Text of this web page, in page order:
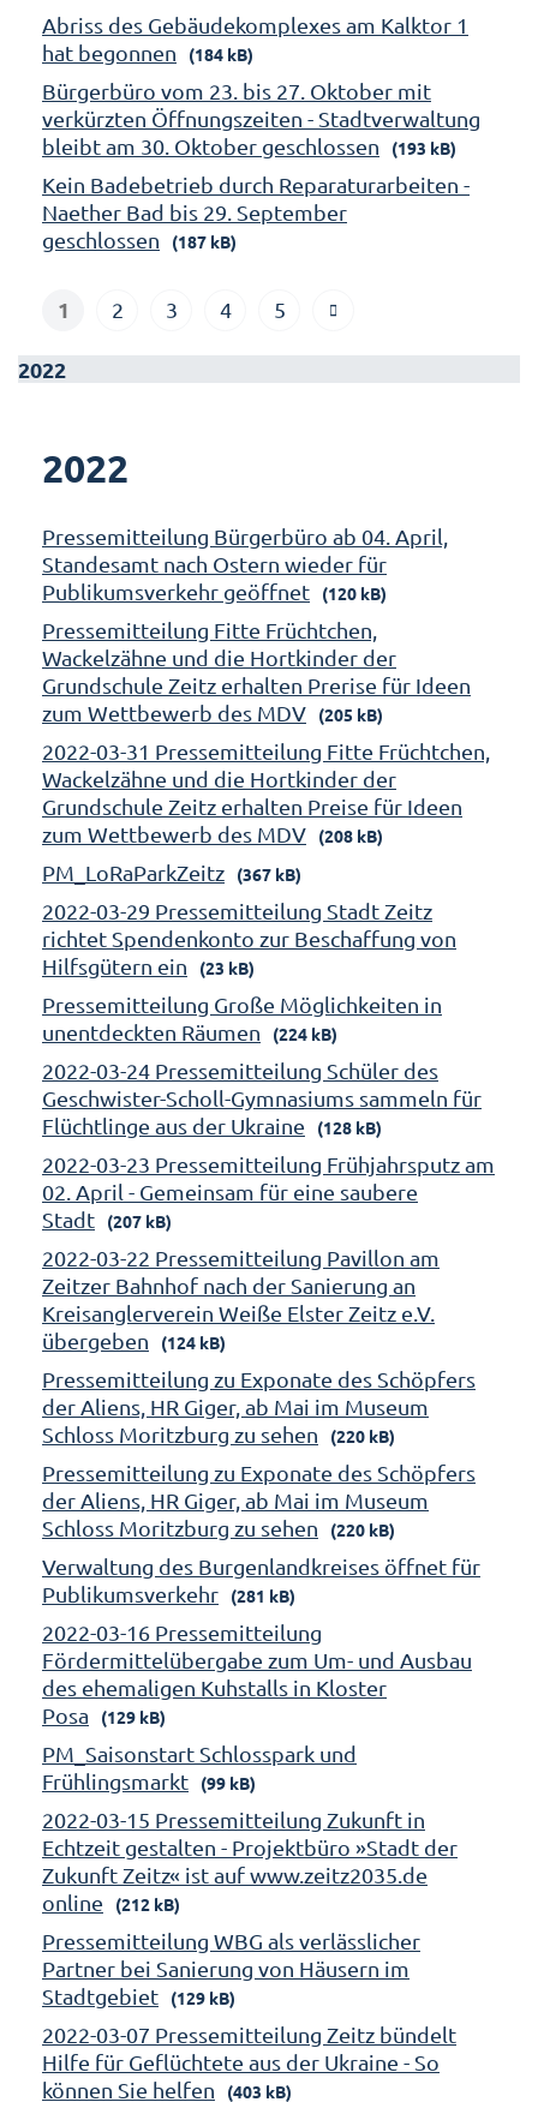
Abriss des Gebäudekomplexes am Kalktor 1
hat begonnen
(184 kB)
Bürgerbüro vom 23. bis 27. Oktober mit
verkürzten Öffnungszeiten - Stadtverwaltung
bleibt am 30. Oktober geschlossen
(193 kB)
Kein Badebetrieb durch Reparaturarbeiten -
Naether Bad bis 29. September
geschlossen
(187 kB)
1 2 3 4 5
2022
2022
Pressemitteilung Bürgerbüro ab 04. April,
Standesamt nach Ostern wieder für
Publikumsverkehr geöffnet
(120 kB)
Pressemitteilung Fitte Früchtchen,
Wackelzähne und die Hortkinder der
Grundschule Zeitz erhalten Prerise für Ideen
zum Wettbewerb des MDV
(205 kB)
2022-03-31 Pressemitteilung Fitte Früchtchen,
Wackelzähne und die Hortkinder der
Grundschule Zeitz erhalten Preise für Ideen
zum Wettbewerb des MDV
(208 kB)
PM_LoRaParkZeitz (367 kB)
2022-03-29 Pressemitteilung Stadt Zeitz
richtet Spendenkonto zur Beschaffung von
Hilfsgütern ein
(23 kB)
Pressemitteilung Große Möglichkeiten in
unentdeckten Räumen
(224 kB)
2022-03-24 Pressemitteilung Schüler des
Geschwister-Scholl-Gymnasiums sammeln für
Flüchtlinge aus der Ukraine
(128 kB)
2022-03-23 Pressemitteilung Frühjahrsputz am
02. April - Gemeinsam für eine saubere
Stadt
(207 kB)
2022-03-22 Pressemitteilung Pavillon am
Zeitzer Bahnhof nach der Sanierung an
Kreisanglerverein Weiße Elster Zeitz e.V.
übergeben
(124 kB)
Pressemitteilung zu Exponate des Schöpfers
der Aliens, HR Giger, ab Mai im Museum
Schloss Moritzburg zu sehen
(220 kB)
Pressemitteilung zu Exponate des Schöpfers
der Aliens, HR Giger, ab Mai im Museum
Schloss Moritzburg zu sehen
(220 kB)
Verwaltung des Burgenlandkreises öffnet für
Publikumsverkehr
(281 kB)
2022-03-16 Pressemitteilung
Fördermittelübergabe zum Um- und Ausbau
des ehemaligen Kuhstalls in Kloster
Posa
(129 kB)
PM_Saisonstart Schlosspark und
Frühlingsmarkt
(99 kB)
2022-03-15 Pressemitteilung Zukunft in
Echtzeit gestalten - Projektbüro »Stadt der
Zukunft Zeitz« ist auf www.zeitz2035.de
online
(212 kB)
Pressemitteilung WBG als verlässlicher
Partner bei Sanierung von Häusern im
Stadtgebiet
(129 kB)
2022-03-07 Pressemitteilung Zeitz bündelt
Hilfe für Geflüchtete aus der Ukraine - So
können Sie helfen
(403 kB)